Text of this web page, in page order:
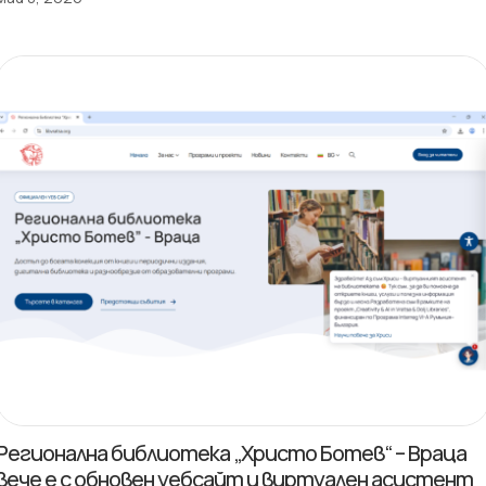
библиотека „Христо Ботев“ – Враца
е с обновен уебсайт и виртуален асистент